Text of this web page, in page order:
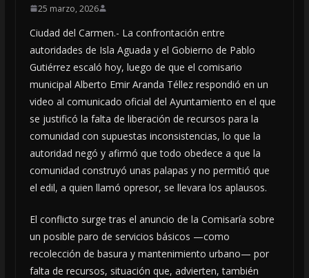
25 marzo, 2026
Ciudad del Carmen.- La confrontación entre
autoridades de Isla Aguada y el Gobierno de Pablo
Gutiérrez escaló hoy, luego de que el comisario
municipal Alberto Emir Aranda Téllez respondió en un
video al comunicado oficial del Ayuntamiento en el que
se justificó la falta de liberación de recursos para la
comunidad con supuestas inconsistencias, lo que la
autoridad negó y afirmó que todo obedece a que la
comunidad construyó unas palapas y no permitió que
el edil, a quien llamó opresor, se llevara los aplausos.
El conflicto surge tras el anuncio de la Comisaría sobre
un posible paro de servicios básicos —como
recolección de basura y mantenimiento urbano— por
falta de recursos, situación que, advierten, también